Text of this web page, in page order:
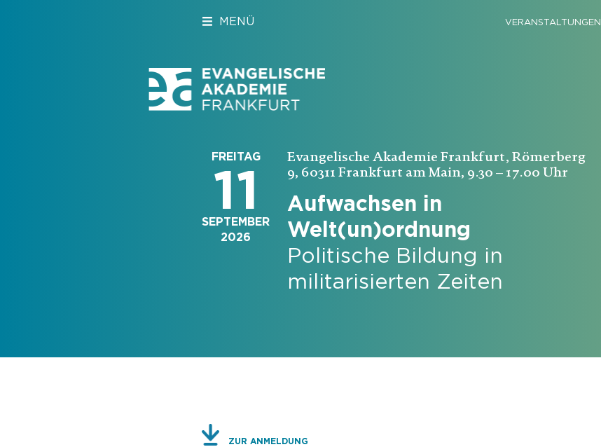
MENÜ VERANSTALTUNGEN
FREITAG
11
SEPTEMBER
2026
Evangelische Akademie Frankfurt, Römerberg
9, 60311 Frankfurt am Main, 9.30 – 17.00 Uhr
Aufwachsen in
Welt(un)ordnung
Politische Bildung in
militarisierten Zeiten
ZUR ANMELDUNG